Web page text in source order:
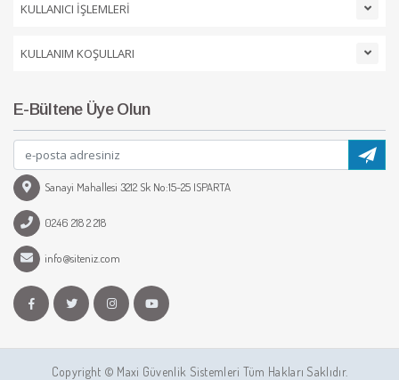
KULLANICI İŞLEMLERİ
KULLANIM KOŞULLARI
E-Bültene Üye Olun
Sanayi Mahallesi 3212 Sk No:15-25 ISPARTA
0246 218 2 218
info@siteniz.com
Copyright © Maxi Güvenlik Sistemleri Tüm Hakları Saklıdır.